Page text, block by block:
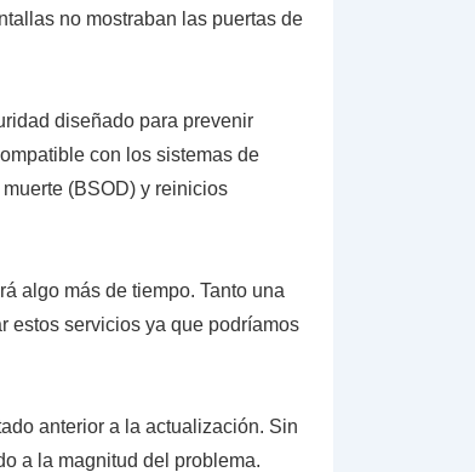
no mostraban las puertas de
diseñado para prevenir
con los sistemas de
(BSOD) y reinicios
algo más de tiempo. Tanto una
estos servicios ya que podríamos
anterior a la actualización. Sin
a la magnitud del problema.